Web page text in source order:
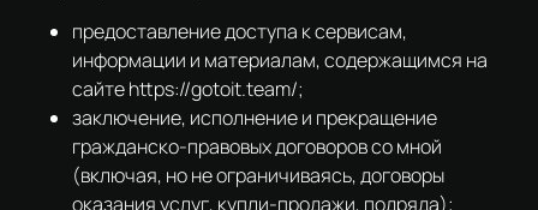
предоставление доступа к сервисам,
информации и материалам, содержащимся на
сайте https://gotoit.team/;
заключение, исполнение и прекращение
гражданско-правовых договоров со мной
(включая, но не ограничиваясь, договоры
оказания услуг, купли-продажи, подряда);